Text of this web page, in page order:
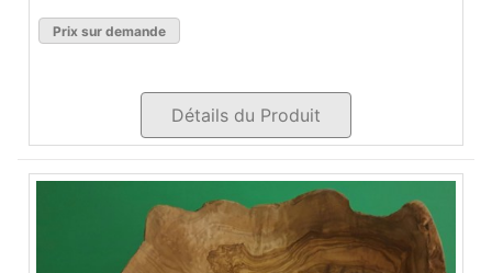
Prix sur demande
Détails du Produit